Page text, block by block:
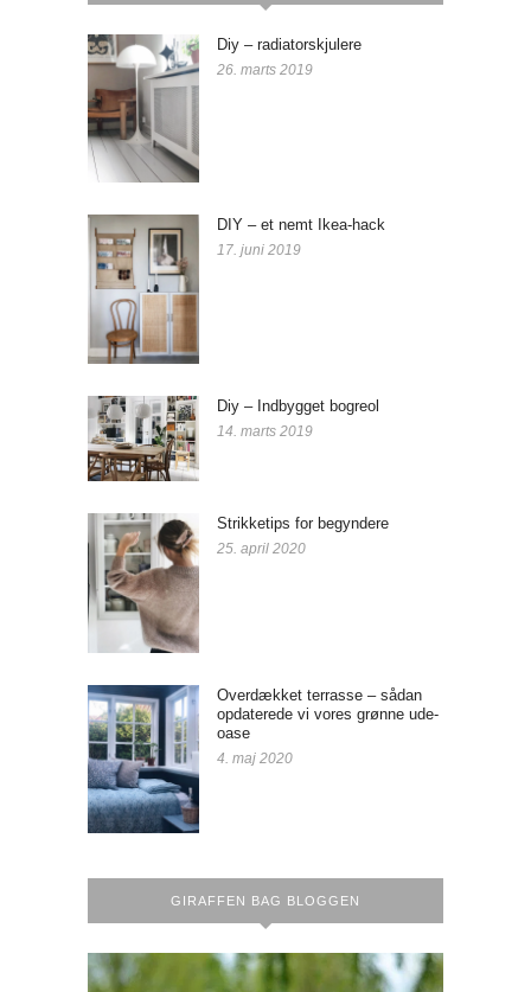
Diy – radiatorskjulere
26. marts 2019
DIY – et nemt Ikea-hack
17. juni 2019
Diy – Indbygget bogreol
14. marts 2019
Strikketips for begyndere
25. april 2020
Overdækket terrasse – sådan
opdaterede vi vores grønne ude-
oase
4. maj 2020
GIRAFFEN BAG BLOGGEN